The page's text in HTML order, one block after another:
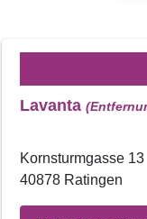
Lavanta
Kornsturmgasse 13
40878 Ratingen